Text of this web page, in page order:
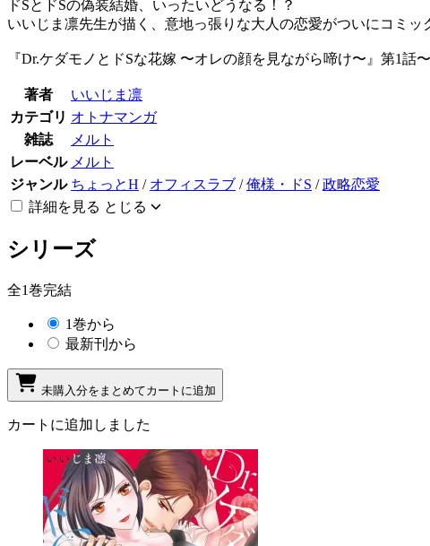
ドSとドSの偽装結婚、いったいどうなる！？
いいじま凛先生が描く、意地っ張りな大人の恋愛がついにコミッ
『Dr.ケダモノとドSな花嫁 〜オレの顔を見ながら啼け〜』第1
著者
いいじま凛
カテゴリ オトナマンガ
雑誌
メルト
レーベル メルト
ジャンル ちょっとH / オフィスラブ /俺様・ドS /政略恋愛
詳細を見る とじる
シリーズ
全1巻完結
1巻から
最新刊から
未購入分をまとめてカートに追加
カートに追加しました